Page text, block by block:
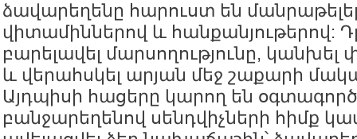
ձավարեղենը հարուստ են
վիտամիններով և հանքանյութերով:
բարելավել մարսողությունը, կանխել
և վերահսկել արյան մեջ շաքարի
Այդպիսի հացերը կարող են
բանջարեղենով սենդվիչների հիմք